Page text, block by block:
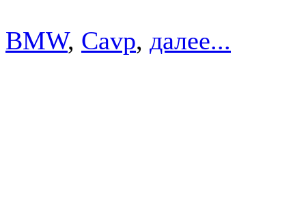
BMW, Cavp, далее...